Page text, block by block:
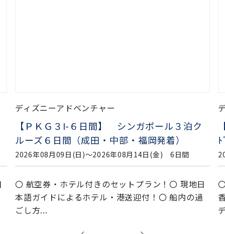
ディズニーアドベンチャー
【ＰＫＧ３I-６日間】 シンガポール３泊ク
ルーズ６日間（成田・中部・福岡発着）
2026年08月09日(日)〜2026年08月14日(金) 6日間
〇 航空券・ホテル付きのセットプラン！〇 現地日
本語ガイドによるホテル・港送迎付！〇 船内の過
ごし方...